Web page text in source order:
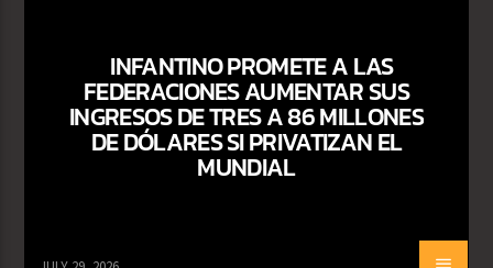
INFANTINO PROMETE A LAS
FEDERACIONES AUMENTAR SUS
INGRESOS DE TRES A 86 MILLONES
DE DÓLARES SI PRIVATIZAN EL
MUNDIAL